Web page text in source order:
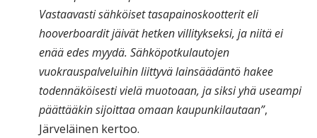
Vastaavasti sähköiset tasapainoskootterit eli
hooverboardit jäivät hetken villitykseksi, ja niitä ei
enää edes myydä. Sähköpotkulautojen
vuokrauspalveluihin liittyvä lainsäädäntö hakee
todennäköisesti vielä muotoaan, ja siksi yhä useampi
päättääkin sijoittaa omaan kaupunkilautaan”,
Järveläinen kertoo.